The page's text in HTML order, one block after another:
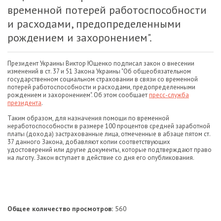
временной потерей работоспособности
и расходами, предопределенными
рождением и захоронением".
Президент Украины Виктор Ющенко подписал закон о внесении
изменений в ст. 37 и 51 Закона Украины "Об общеобязательном
государственном социальном страховании в связи со временной
потерей работоспособности и расходами, предопределенными
рождением и захоронением". Об этом сообщаетпресс-служба
президента.
Таким образом, для назначения помощи по временной
неработоспособности в размере 100 процентов средней заработной
платы (дохода) застрахованные лица, отмеченные в абзаце пятом ст.
37 данного Закона, добавляют копии соответствующих
удостоверений или другие документы, которые подтверждают право
на льготу. Закон вступает в действие со дня его опубликования.
Общее количество просмотров: 560